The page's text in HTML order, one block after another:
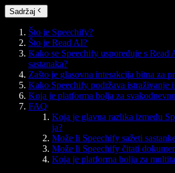
Sadržaj
Što je Speechify?
Što je Read AI?
Kako se Speechify uspoređuje s Read
sastanaka?
Zašto je glasovna interakcija bitna za
Kako Speechify podržava istraživanje i
Koja je platforma bolja za
FAQ
Koja je glavna razlika između
ja?
Može li Speechify sažeti
Može li Speechify čitati
Koja je platforma bolja za